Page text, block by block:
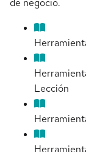
de negocio.
Lección